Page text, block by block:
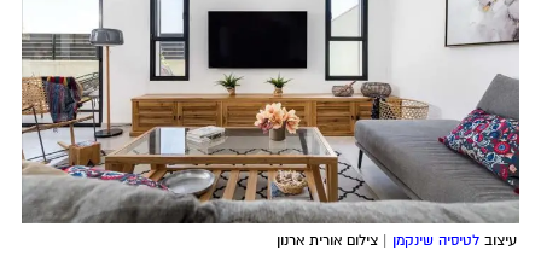
עיצובלטיסיה שינקמן| צילום אורית ארנון